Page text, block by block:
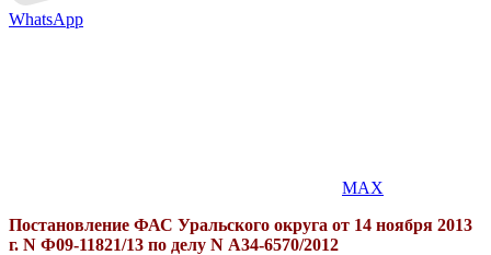
WhatsApp
MAX
Постановление ФАС Уральского округа от 14 ноября 2013
г. N Ф09-11821/13 по делу N А34-6570/2012